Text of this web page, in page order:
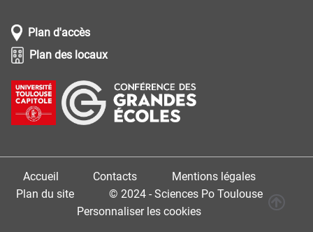
Plan d'accès
Plan des locaux
Accueil Contacts
Mentions légales
Plan du site
© 2024 - Sciences Po Toulouse
Personnaliser les cookies